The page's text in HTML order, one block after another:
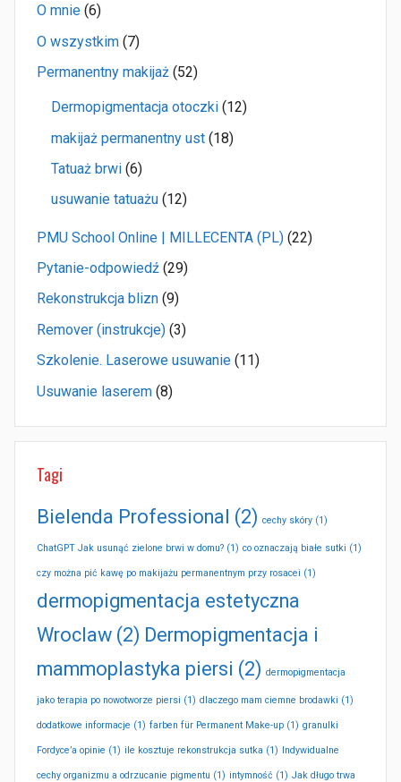
O mnie (6)
O wszystkim (7)
Permanentny makijaż (52)
Dermopigmentacja otoczki (12)
makijaż permanentny ust (18)
Tatuaż brwi (6)
usuwanie tatuażu (12)
PMU School Online | MILLECENTA (PL) (22)
Pytanie-odpowiedź (29)
Rekonstrukcja blizn (9)
Remover (instrukcje) (3)
Szkolenie. Laserowe usuwanie (11)
Usuwanie laserem (8)
Tagi
Bielenda Professional (2) cechy skóry (1)
ChatGPT Jak usunąć zielone brwi w domu? (1) co oznaczają białe sutki (1)
czy można pić kawę po makijażu permanentnym przy rosacei (1)
dermopigmentacja estetyczna
Wroclaw (2) Dermopigmentacja i
mammoplastyka piersi (2) dermopigmentacja
jako terapia po nowotworze piersi (1) dlaczego mam ciemne brodawki (1)
dodatkowe informacje (1) farben für Permanent Make-up (1) granulki
Fordyce’a opinie (1) ile kosztuje rekonstrukcja sutka (1) Indywidualne
cechy organizmu a odrzucanie pigmentu (1) intymność (1) Jak długo trwa